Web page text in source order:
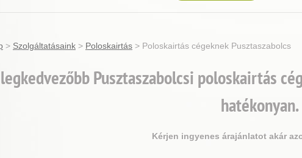
> Szolgáltatásaink > Poloskairtás > Poloskairtás cégeknek Pusztaszabolcs
Pusztaszabolcsi poloskairtás
hatékonyan.
Kérjen ingyenes árajánlatot akár